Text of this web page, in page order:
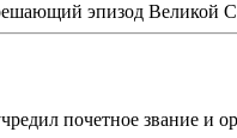
эпизод
почетное звание и